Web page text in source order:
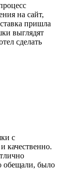
на сайт,
пришла
выглядят
сделать
с
качественно.
обещали, было